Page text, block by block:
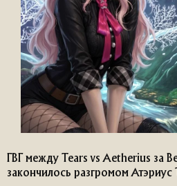
ГВГ между Tears vs Aetherius за
закончилось разгромом Атэриус